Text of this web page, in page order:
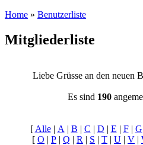
Home » Benutzerliste
Mitgliederliste
Liebe Grüsse an den neuen
Es sind 190
[ Alle| A | B | C | D | E | F| G
[ O | P | Q | R | S | T | U | V |